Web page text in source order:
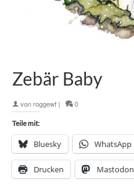
Zebär Baby
vonroggewf | 0
Teile mit:
Bluesky WhatsApp
Drucken Mastodon